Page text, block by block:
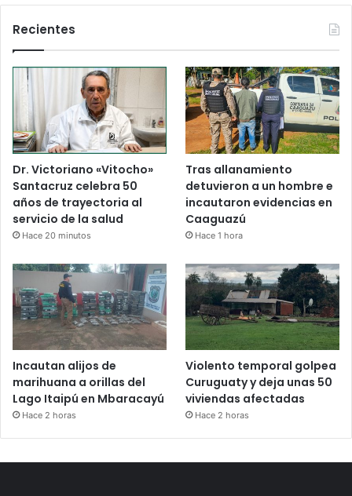
Recientes
Dr. Victoriano «Vitocho»
Santacruz celebra 50
años de trayectoria al
servicio de la salud
Hace 20 minutos
Tras allanamiento
detuvieron a un hombre e
incautaron evidencias en
Caaguazú
Hace 1 hora
Incautan alijos de
marihuana a orillas del
Lago Itaipú en Mbaracayú
Hace 2 horas
Violento temporal golpea
Curuguaty y deja unas 50
viviendas afectadas
Hace 2 horas